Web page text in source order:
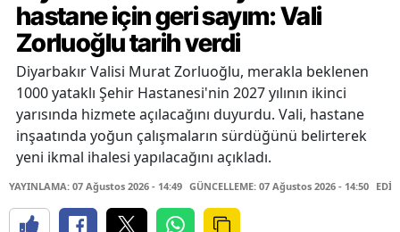
hastane için geri sayım: Vali
Zorluoğlu tarih verdi
Diyarbakır Valisi Murat Zorluoğlu, merakla beklenen
1000 yataklı Şehir Hastanesi'nin 2027 yılının ikinci
yarısında hizmete açılacağını duyurdu. Vali, hastane
inşaatında yoğun çalışmaların sürdüğünü belirterek
yeni ikmal ihalesi yapılacağını açıkladı.
YAYINLAMA: 07 Ağustos 2026 - 14:49 GÜNCELLEME: 07 Ağustos 2026 - 14:50